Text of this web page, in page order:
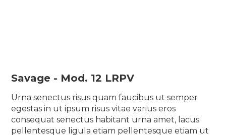
Savage - Mod. 12 LRPV
Urna senectus risus quam faucibus ut semper
egestas in ut ipsum risus vitae varius eros
consequat senectus habitant urna amet, lacus
pellentesque ligula etiam pellentesque etiam ut